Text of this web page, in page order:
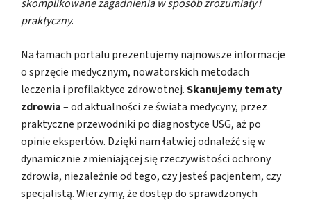
skomplikowane zagadnienia w sposób zrozumiały i
praktyczny.
Na łamach portalu prezentujemy najnowsze informacje
o sprzęcie medycznym, nowatorskich metodach
leczenia i profilaktyce zdrowotnej.Skanujemy tematy
zdrowia– od aktualności ze świata medycyny, przez
praktyczne przewodniki po diagnostyce USG, aż po
opinie ekspertów. Dzięki nam łatwiej odnaleźć się w
dynamicznie zmieniającej się rzeczywistości ochrony
zdrowia, niezależnie od tego, czy jesteś pacjentem, czy
specjalistą. Wierzymy, że dostęp do sprawdzonych